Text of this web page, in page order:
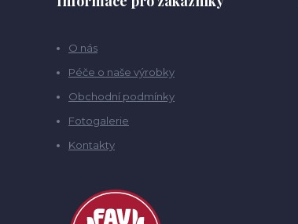
O nás
Péče o naše výrobky
Obchodní podmínky
Fotogalerie
Kontakty